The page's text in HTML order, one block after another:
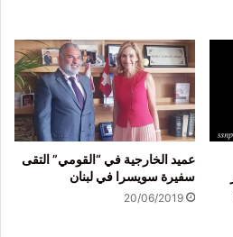
عميد الخارجية في “القومي” التقى
سفيرة سويسرا في لبنان
20/06/2019